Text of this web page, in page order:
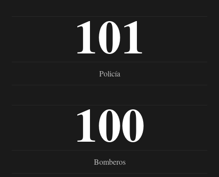
101
Policía
100
Bomberos